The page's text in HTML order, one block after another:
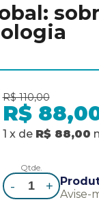
R$ 110,00
R$
1 x de R$ 88,00
Qtde.
- + Avise-